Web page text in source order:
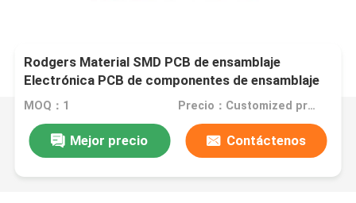
Rodgers Material SMD PCB de ensamblaje
Electrónica PCB de componentes de ensamblaje
MOQ：1 Precio：Customized products
Mejor precio Contáctenos